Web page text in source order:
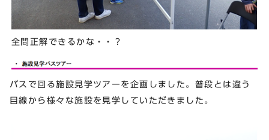
全問正解できるかな・・？
バスで回る施設見学ツアーを企画しました。普段とは違う
目線から様々な施設を見学していただきました。